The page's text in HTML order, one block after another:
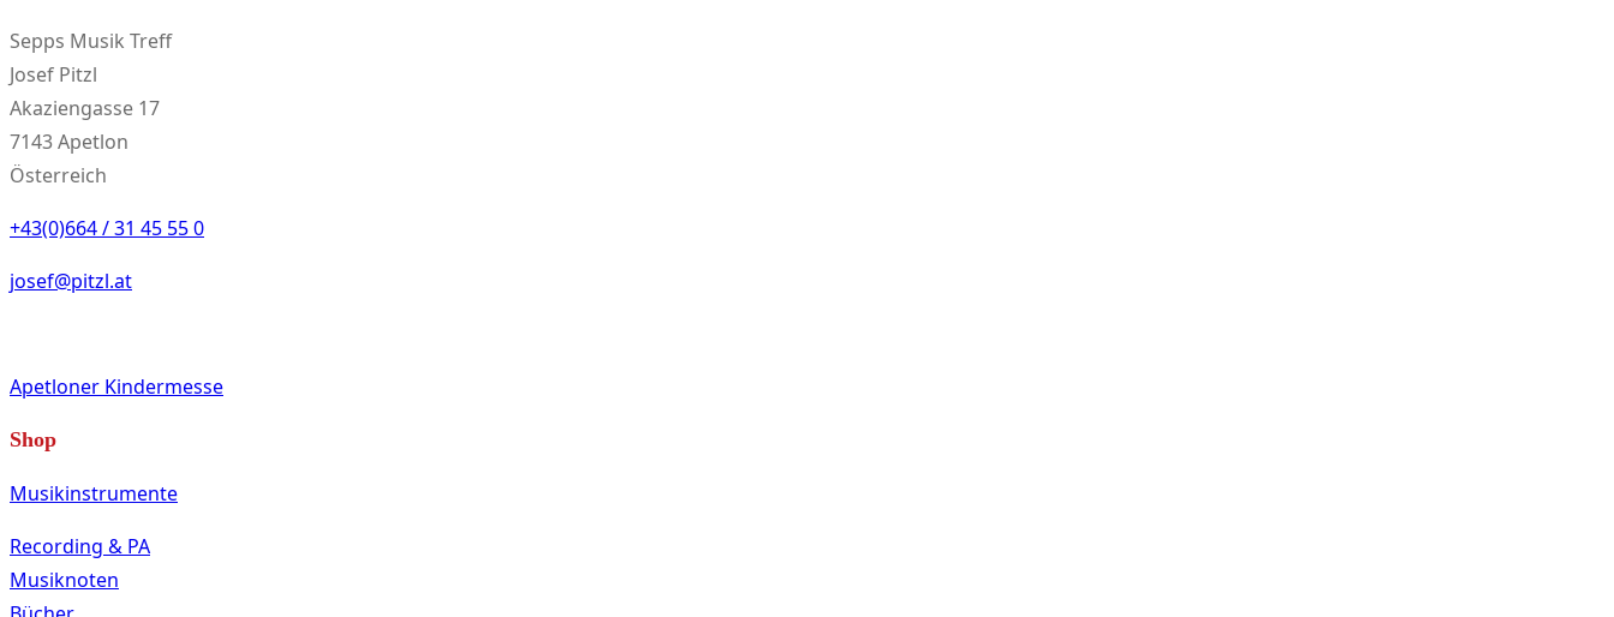
Sepps Musik Treff
Josef Pitzl
Akaziengasse 17
7143 Apetlon
Österreich
+43(0)664 / 31 45 55 0
josef@pitzl.at
Apetloner Kindermesse
Shop
Musikinstrumente
Recording & PA
Musiknoten